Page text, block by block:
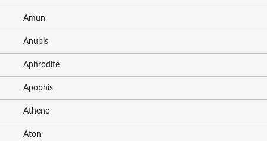
Amun
Anubis
Aphrodite
Apophis
Athene
Aton